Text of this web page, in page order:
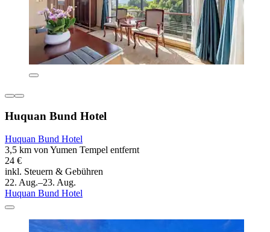
Huquan Bund Hotel
Huquan Bund Hotel
3,5 km von Yumen Tempel entfernt
24 €
inkl. Steuern & Gebühren
22. Aug.–23. Aug.
Huquan Bund Hotel